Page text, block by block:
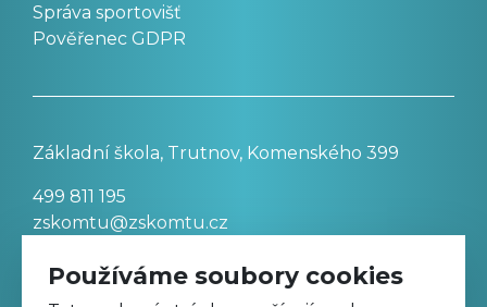
Správa sportovišť
Pověřenec GDPR
Základní škola, Trutnov, Komenského 399
499 811 195
zskomtu@zskomtu.cz
Prohlášení o přístupnosti stránek
Používáme soubory cookies